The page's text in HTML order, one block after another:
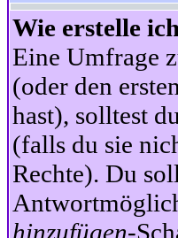
Wie erstelle
Eine Umfrage
(oder den
hast), solltest
(falls du sie
Rechte). Du
hinzufügen-